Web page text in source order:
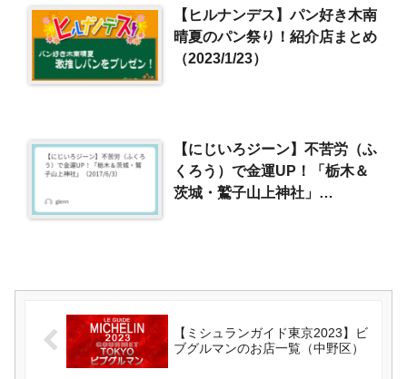
【ヒルナンデス】パン好き木南
晴夏のパン祭り！紹介店まとめ
（2023/1/23）
【にじいろジーン】不苦労（ふ
くろう）で金運UP！「栃木＆
茨城・鷲子山上神社」
【ミシュランガイド東京2023】ビ
ブグルマンのお店一覧（中野区）